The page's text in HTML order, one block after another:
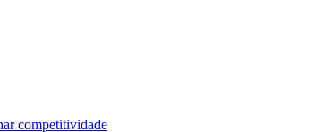
competitividade